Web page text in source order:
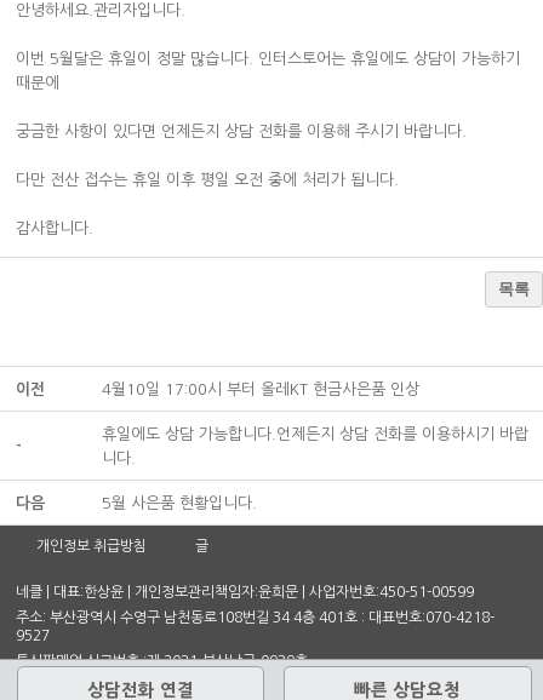
안녕하세요.관리자입니다.
이번 5월달은 휴일이 정말 많습니다. 인터스토어는 휴일에도 상담이 가능하기
때문에
궁금한 사항이 있다면 언제든지 상담 전화를 이용해 주시기 바랍니다.
다만 전산 접수는 휴일 이후 평일 오전 중에 처리가 됩니다.
감사합니다.
목록
이전 4월10일 17:00시 부터 올레KT 현금사은품 인상
-
휴일에도 상담 가능합니다.언제든지 상담 전화를 이용하시기 바랍
니다.
다음 5월 사은품 현황입니다.
개인정보 취급방침 글
네클 | 대표:한상윤 | 개인정보관리책임자:윤희문 | 사업자번호:450-51-00599
주소: 부산광역시 수영구 남천동로108번길 34 4층 401호 : 대표번호:070-4218-
9527
통신판매업 신고번호 :제 2021-부산남구-0939호
상담전화 연결 빠른 상담요청